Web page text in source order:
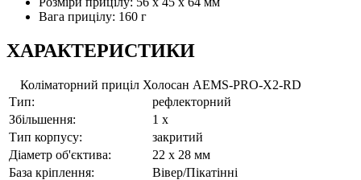
Вага прицілу: 160 г
ХАРАКТЕРИСТИКИ
Коліматорний приціл Холосан AEMS-PRO-X2-RD
Тип:
рефлекторний
Збільшення:
1 x
Тип корпусу:
закритий
Діаметр об'єктива:
22 x 28 мм
База кріплення:
Вівер/Пікатінні